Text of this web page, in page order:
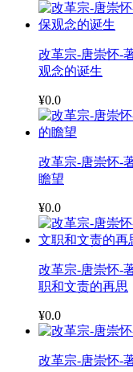
改革宗-唐崇怀-
观念的诞生
¥0.0
改革宗-唐崇怀-
瞻望
¥0.0
改革宗-唐崇怀-
职和文责的再思
¥0.0
改革宗-唐崇怀-